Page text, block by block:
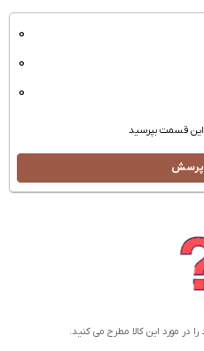
0
0
0
این قسمت بپرسید
پرسش
در مورد این کالا مطرح می کنید.